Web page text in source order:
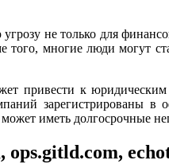
не только для
того, многие люди
привести к
иметь долгосрочные